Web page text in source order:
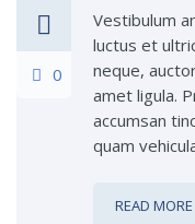
0
Vestibulum
luctus et
neque,
amet ligula.
accumsan
quam
READ MORE